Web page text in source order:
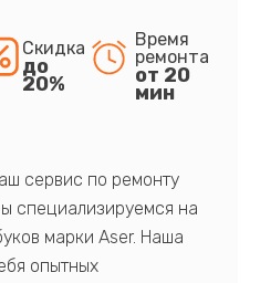
Скидка
до
20%
Время
ремонта
от 20
мин
сервис по ремонту
специализируемся на
марки Aser. Наша
опытных